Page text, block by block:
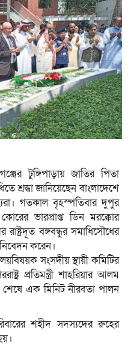
টুঙ্গিপাড়ায় জাতির পিতা
শ্রদ্ধা জানিয়েছেন বাংলাদেশে
গতকাল বৃহস্পতিবার দুপুর
ভারপ্রাপ্ত ডিন মরক্কোর
বঙ্গবন্ধুর সমাধিসৌধের
করেন।
সংসদীয় স্থায়ী কমিটির
প্রতিমন্ত্রী শাহরিয়ার আলম
শেষে এক মিনিট নীরবতা পালন
শহীদ সদস্যদের রুহের